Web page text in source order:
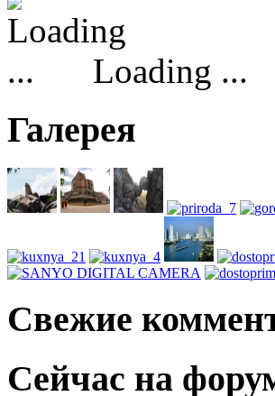
Loading ...
Галерея
Свежие
Сейчас на